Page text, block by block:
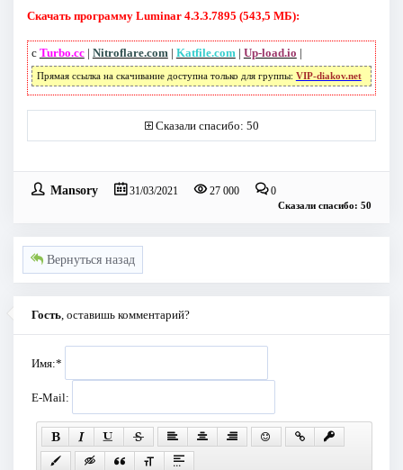
Скачать программу Luminar 4.3.3.7895 (543,5 МБ):
с Turbo.cc| Nitroflare.com | Katfile.com | Up-load.io |
Прямая ссылка на скачивание доступна только для группы: VIP-diakov.net
Сказали спасибо: 50
Mansory 31/03/2021 27 000 0
Сказали спасибо: 50
Вернуться назад
Гость , оставишь комментарий?
Имя:*
E-Mail: